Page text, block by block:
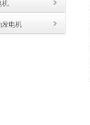
机
发电机